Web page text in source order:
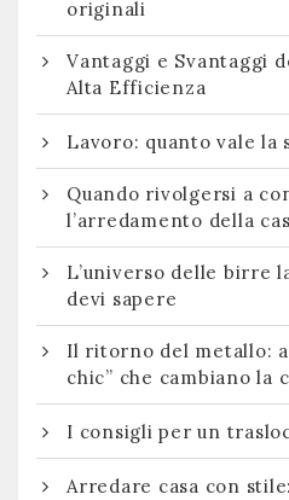
originali
Vantaggi e Svantaggi
Alta Efficienza
Lavoro: quanto vale la
Quando rivolgersi a
l’arredamento della
L’universo delle birre
devi sapere
Il ritorno del metallo:
chic” che cambiano la
I consigli per un
Arredare casa con